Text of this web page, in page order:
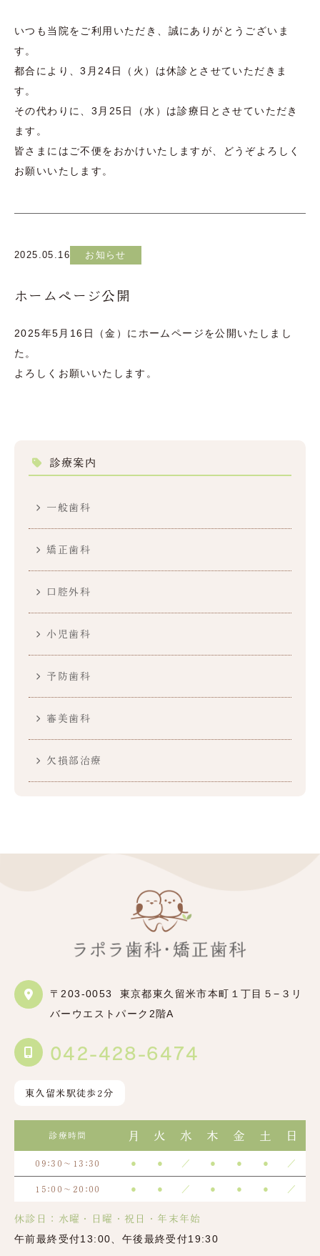
いつも当院をご利用いただき、誠にありがとうございま
す。
都合により、3月24日（火）は休診とさせていただきま
す。
その代わりに、3月25日（水）は診療日とさせていただき
ます。
皆さまにはご不便をおかけいたしますが、どうぞよろしく
お願いいたします。
2025.05.16 お知らせ
ホームページ公開
2025年5月16日（金）にホームページを公開いたしまし
た。
よろしくお願いいたします。
診療案内
一般歯科
矯正歯科
口腔外科
小児歯科
予防歯科
審美歯科
欠損部治療
〒203-0053
東京都東久留米市本町１丁目５−３リ
バーウエストパーク2階A
042-428-6474
東久留米駅徒歩2分
診療時間 月 火 水 木 金 土 日
09:30～13:30 ● ● ／ ● ● ● ／
15:00～20:00 ● ● ／ ● ● ● ／
休診日：水曜・日曜・祝日・年末年始
午前最終受付13:00、午後最終受付19:30